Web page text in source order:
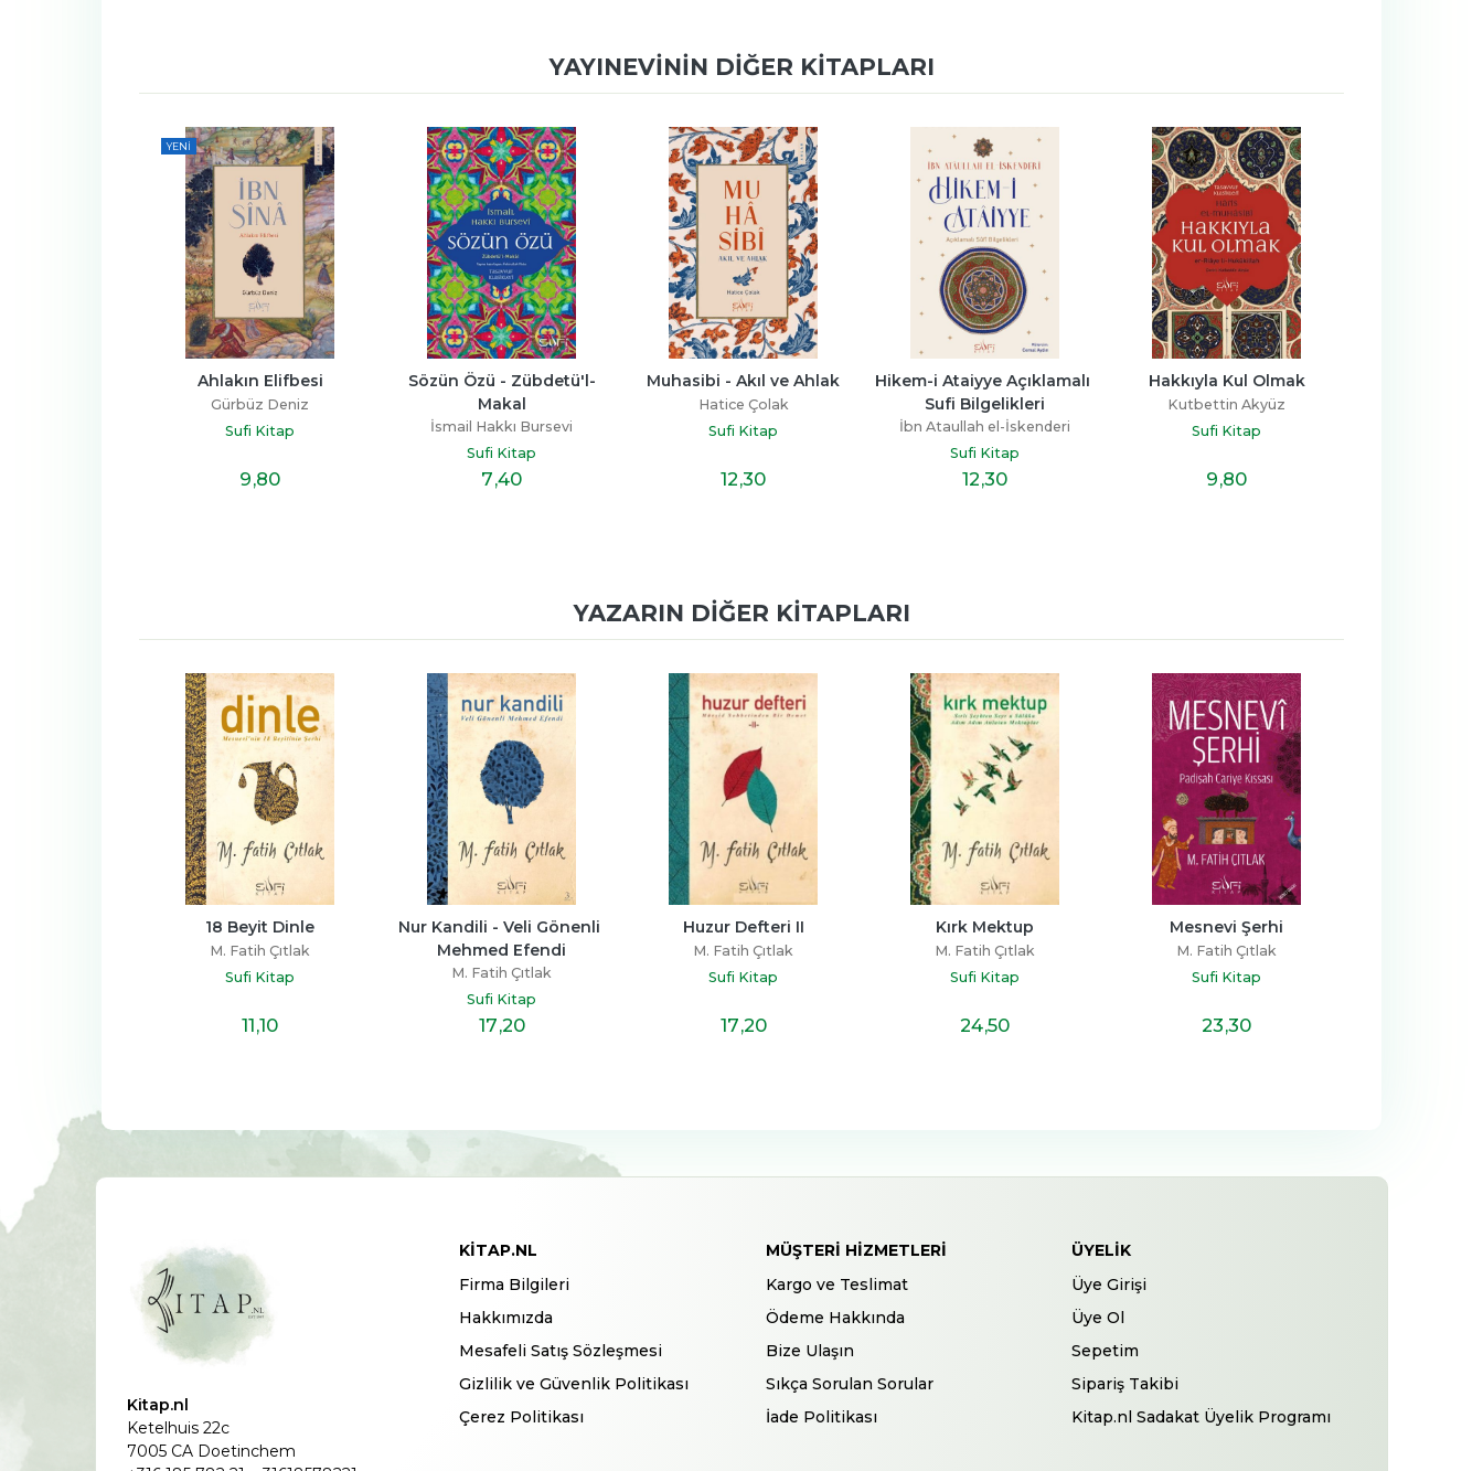
YAYINEVININ DIĞER KITAPLARI
YENI
Ahlakın Elifbesi
Gürbüz Deniz
Sufi Kitap
9,80
Sözün Özü - Zübdetü'l-
Makal
İsmail Hakkı Bursevi
Sufi Kitap
7,40
Muhasibi - Akıl ve Ahlak
Hatice Çolak
Sufi Kitap
12,30
Hikem-i Ataiyye Açıklamalı
Sufi Bilgelikleri
İbn Ataullah el-İskenderi
Sufi Kitap
12,30
Hakkıyla Kul Olmak
Kutbettin Akyüz
Sufi Kitap
9,80
YAZARIN DIĞER KITAPLARI
18 Beyit Dinle
M. Fatih Çıtlak
Sufi Kitap
11,10
Nur Kandili - Veli Gönenli
Mehmed Efendi
M. Fatih Çıtlak
Sufi Kitap
17,20
Huzur Defteri II
M. Fatih Çıtlak
Sufi Kitap
17,20
Kırk Mektup
M. Fatih Çıtlak
Sufi Kitap
24,50
Mesnevi Şerhi
M. Fatih Çıtlak
Sufi Kitap
23,30
Kitap.nl
Ketelhuis 22c
7005 CA Doetinchem
KITAP.NL
Firma Bilgileri
Hakkımızda
Mesafeli Satış Sözleşmesi
Gizlilik ve Güvenlik Politikası
Çerez Politikası
MÜŞTERI HIZMETLERI
Kargo ve Teslimat
Ödeme Hakkında
Bize Ulaşın
Sıkça Sorulan Sorular
İade Politikası
ÜYELIK
Üye Girişi
Üye Ol
Sepetim
Sipariş Takibi
Kitap.nl Sadakat Üyelik Programı